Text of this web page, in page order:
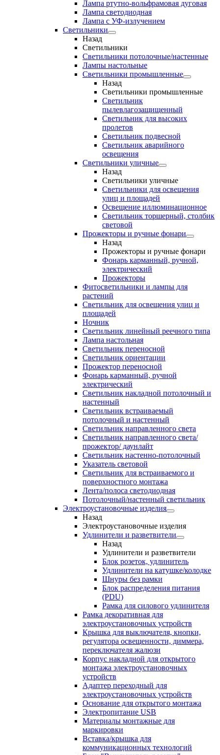
Лампа ртутно-вольфрамовая дуговая
Лампа светодиодная
Лампа с УФ-излучением
Светильники
Назад
Светильники
Светильники потолочные/настенные
Лампы настольные
Светильники промышленные
Назад
Светильники промышленные
Светильник
пылевлагозащищенный
Светильник для высоких
пролетов
Светильник подвесной
Светильник аварийного
освещения
Светильники уличные
Назад
Светильники уличные
Светильники для освещения
улиц и площадей
Освещение иллюминационное
Светильник торшерный, столбик
световой
Прожекторы и ручные фонари
Назад
Прожекторы и ручные фонари
Фонарь карманный, ручной,
электрический
Прожекторы
Фитосветильники и лампы для
растений
Светильник для освещения улиц и
площадей
Ночник
Светильник линейный реечного типа
Лампа настольная
Светильник переносной
Светильник ориентации
Прожектор переносной
Фонарь карманный, ручной
электрический
Светильник накладной потолочный и
настенный
Светильник встраиваемый
потолочный и настенный
Светильник направленного света
Светильник направленного света/
прожектор/ даунлайт
Светильник настенно-потолочный
Указатель световой
Светильник для встраиваемого и
поверхностного монтажа
Лента/полоса светодиодная
Потолочный/настенный светильник
Электроустановочные изделия
Назад
Электроустановочные изделия
Удлинители и разветвители
Назад
Удлинители и разветвители
Блок розеток, удлинитель
Удлинители на катушке/колодке
Шнуры без рамки
Блок распределения питания
(PDU)
Рамка для силового удлинителя
Рамка декоративная для
электроустановочных устройств
Крышка для выключателя, кнопки,
регулятора освещенности, диммера,
переключателя жалюзи
Корпус накладной для открытого
монтажа электроустановочных
устройств
Адаптер переходный для
электроустановочных устройств
Основание для открытого монтажа
Электропитание USB
Материалы монтажные для
маркировки
Вставка/крышка для
коммуникационных технологий